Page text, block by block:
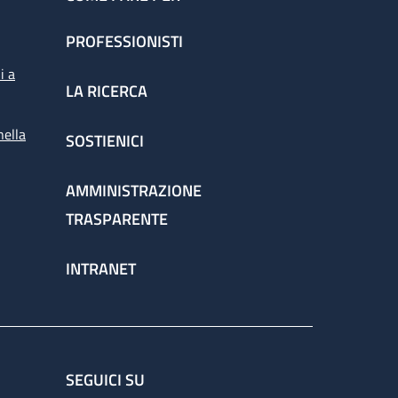
a
PROFESSIONISTI
LA RICERCA
SOSTIENICI
AMMINISTRAZIONE
TRASPARENTE
INTRANET
SEGUICI SU